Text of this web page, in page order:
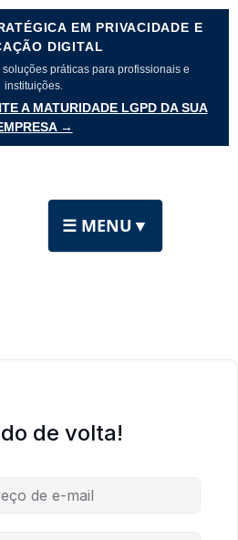
EM PRIVACIDADE E
DIGITAL
práticas para profissionais e
instituições.
A MATURIDADE LGPD DA SUA
→
☰ MENU ▼
de volta!